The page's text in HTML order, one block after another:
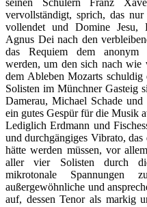
seinen Schülern Franz
vervollständigt, sprich, das
vollendet und Domine Jesu,
Agnus Dei nach den
das Requiem dem anonym
werden, um den sich nach wie
dem Ableben Mozarts
Solisten im Münchner Gasteig
Damerau, Michael Schade
ein gutes Gespür für die Musik
Lediglich Erdmann und
und durchgängiges Vibrato,
hätte werden müssen, vor
aller vier Solisten durch
mikrotonale Spannungen
außergewöhnliche und
auf, dessen Tenor als markig